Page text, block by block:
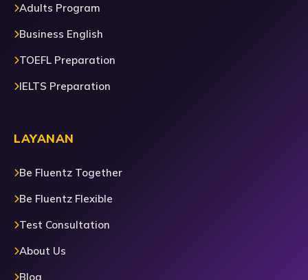
Adults Program
Business English
TOEFL Preparation
IELTS Preparation
LAYANAN
Be Fluentz Together
Be Fluentz Flexible
Test Consultation
About Us
Blog